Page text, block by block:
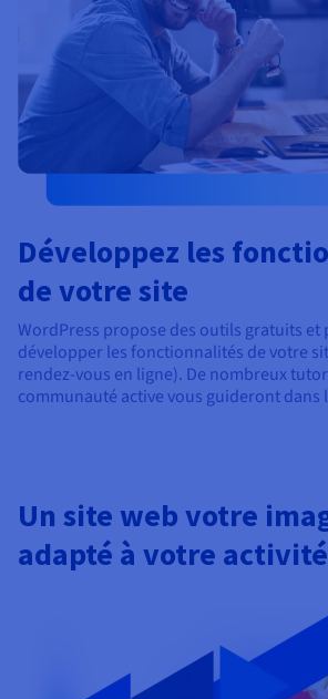
Développez les
de votre site
WordPress propose des outils gratuits et
développer les fonctionnalités de votre
rendez-vous en ligne). De nombreux
communauté active vous guideront
Un site web votre
adapté à votre activité